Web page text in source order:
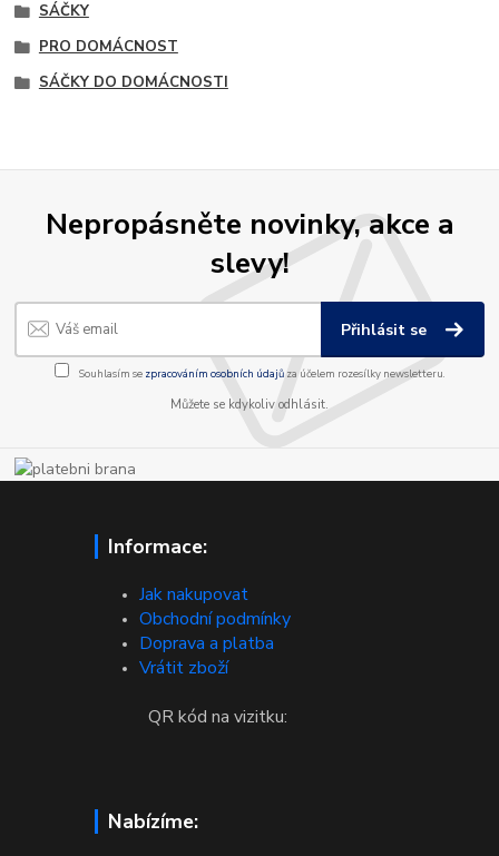
SÁČKY
PRO DOMÁCNOST
SÁČKY DO DOMÁCNOSTI
Nepropásněte novinky, akce a
slevy!
Přihlásit se
Souhlasím se zpracováním osobních údajůza účelem rozesílky newsletteru.
Můžete se kdykoliv odhlásit.
Informace:
Jak nakupovat
Obchodní podmínky
Doprava a platba
Vrátit zboží
QR kód na vizitku:
Nabízíme: